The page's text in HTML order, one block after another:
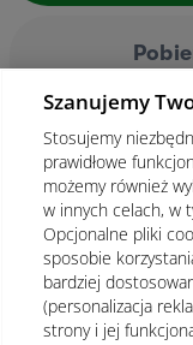
Szanujemy
Stosujemy
prawidłowe
możemy również
w innych celach, w
Opcjonalne pliki
sposobie
bardziej
(personalizacja
strony i jej